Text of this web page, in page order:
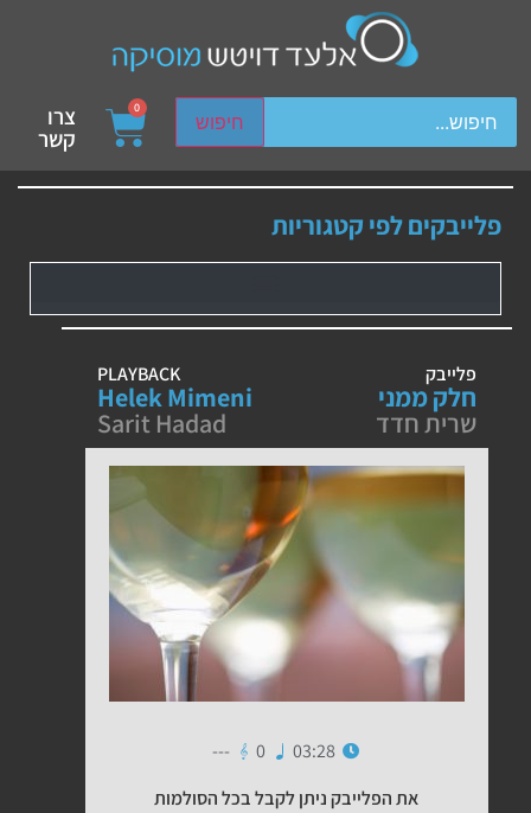
חיפוש
device users, explore by touch or with swipe gestures.
0 צרו
קשר
פלייבקים לפי קטגוריות
פלייבק
חלק ממני
שרית חדד
PLAYBACK
Helek Mimeni
Sarit Hadad
03:28
0
---
את הפלייבק ניתן לקבל בכל הסולמות